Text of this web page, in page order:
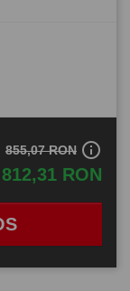
812,31 RON
855,07 RON info_outline